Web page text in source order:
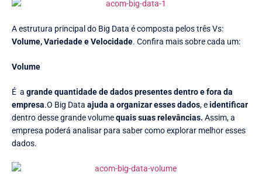
A estrutura principal do Big Data é composta pelos três Vs:
Volume, Variedade e Velocidade. Confira mais sobre cada um:
Volume
É a grande quantidade de dados presentes dentro e fora da
empresa.O Big Data ajuda a organizar esses dados, eidentificar
dentro desse grande volumequais suas relevâncias. Assim, a
empresa poderá analisar para saber como explorar melhor esses
dados.